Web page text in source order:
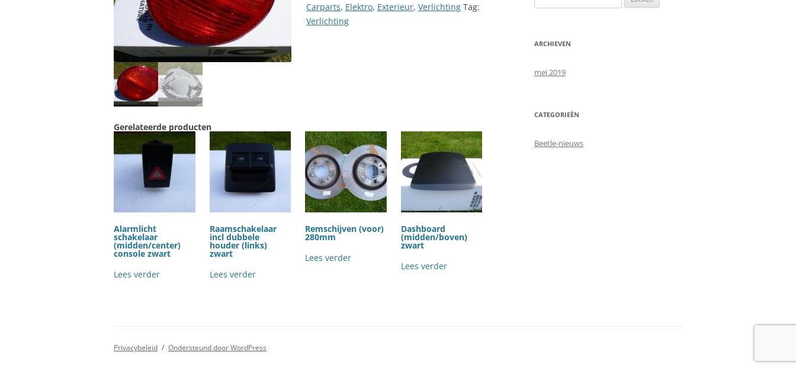
Carparts, Elektro, Exterieur, Verlichting Tag:
Verlichting
Gerelateerde producten
Alarmlicht
schakelaar
(midden/center)
console zwart
Lees verder
Raamschakelaar
incl dubbele
houder (links)
zwart
Lees verder
Remschijven (voor)
280mm
Lees verder
Dashboard
(midden/boven)
zwart
Lees verder
naar:
ARCHIEVEN
mei 2019
CATEGORIEËN
Beetle-nieuws
Privacybeleid Ondersteund door WordPress